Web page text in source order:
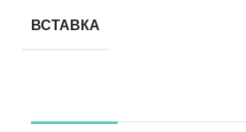
ВСТАВКА